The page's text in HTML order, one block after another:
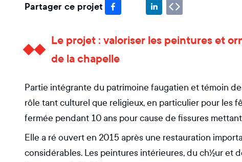
Partager ce projet
Le projet : valoriser les peintures et
de la chapelle
Partie intégrante du patrimoine faugatien et témoin
rôle tant culturel que religieux, en particulier pour les
fermée pendant 10 ans pour cause de fissures
Elle a ré ouvert en 2015 après une restauration
considérables. Les peintures intérieures, du ch½ur et